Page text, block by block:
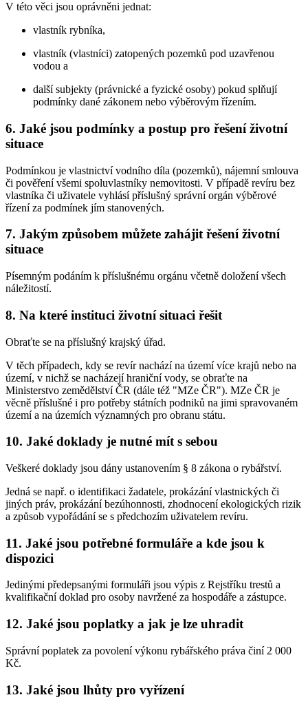
V této věci jsou oprávněni jednat:
vlastník rybníka,
vlastník (vlastníci) zatopených pozemků pod uzavřenou
vodou a
další subjekty (právnické a fyzické osoby) pokud splňují
podmínky dané zákonem nebo výběrovým řízením.
6. Jaké jsou podmínky a postup pro řešení životní
situace
Podmínkou je vlastnictví vodního díla (pozemků), nájemní smlouva
či pověření všemi spoluvlastníky nemovitosti. V případě revíru bez
vlastníka či uživatele vyhlásí příslušný správní orgán výběrové
řízení za podmínek jím stanovených.
7. Jakým způsobem můžete zahájit řešení životní
situace
Písemným podáním k příslušnému orgánu včetně doložení všech
náležitostí.
8. Na které instituci životní situaci řešit
Obraťte se na příslušný krajský úřad.
V těch případech, kdy se revír nachází na území více krajů nebo na
území, v nichž se nacházejí hraniční vody, se obraťte na
Ministerstvo zemědělství ČR (dále též "MZe ČR"). MZe ČR je
věcně příslušné i pro potřeby státních podniků na jimi spravovaném
území a na územích významných pro obranu státu.
10. Jaké doklady je nutné mít s sebou
Veškeré doklady jsou dány ustanovením § 8 zákona o rybářství.
Jedná se např. o identifikaci žadatele, prokázání vlastnických či
jiných práv, prokázání bezúhonnosti, zhodnocení ekologických rizik
a způsob vypořádání se s předchozím uživatelem revíru.
11. Jaké jsou potřebné formuláře a kde jsou k
dispozici
Jedinými předepsanými formuláři jsou výpis z Rejstříku trestů a
kvalifikační doklad pro osoby navržené za hospodáře a zástupce.
12. Jaké jsou poplatky a jak je lze uhradit
Správní poplatek za povolení výkonu rybářského práva činí 2 000
Kč.
13. Jaké jsou lhůty pro vyřízení